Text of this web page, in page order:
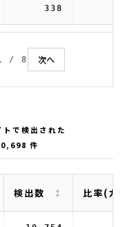
338
/ 8 次へ
で検出された
件
検出数 比率(